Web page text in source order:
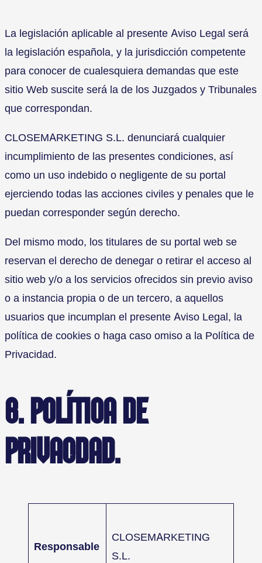
La legislación aplicable al presente Aviso Legal será
la legislación española, y la jurisdicción competente
para conocer de cualesquiera demandas que este
sitio Web suscite será la de los Juzgados y Tribunales
que correspondan.
CLOSEMARKETING S.L. denunciará cualquier
incumplimiento de las presentes condiciones, así
como un uso indebido o negligente de su portal
ejerciendo todas las acciones civiles y penales que le
puedan corresponder según derecho.
Del mismo modo, los titulares de su portal web se
reservan el derecho de denegar o retirar el acceso al
sitio web y/o a los servicios ofrecidos sin previo aviso
o a instancia propia o de un tercero, a aquellos
usuarios que incumplan el presente Aviso Legal, la
política de cookies o haga caso omiso a la Política de
Privacidad.
6. POLÍTICA DE
PRIVACIDAD.
Responsable
CLOSEMARKETING
S.L.